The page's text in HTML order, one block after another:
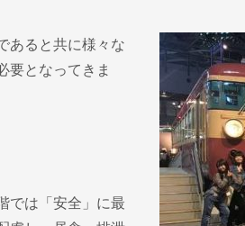
あると共に様々な
要となってきま
では「安全」に最